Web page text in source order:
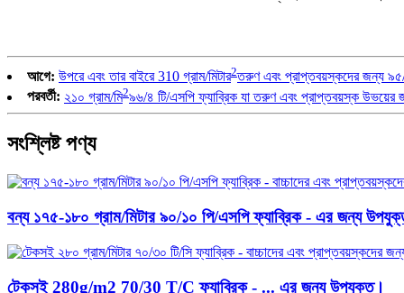
আগে: উপরে এবং তার বাইরে 310 গ্রাম/মিটার2তরুণ এবং প্রাপ্তবয়স্কদের জন্য ৯৫/
পরবর্তী: ২১০ গ্রাম/মি2৯৬/৪ টি/এসপি ফ্যাব্রিক যা তরুণ এবং প্রাপ্তবয়স্ক
সংশ্লিষ্ট পণ্য
বন্য ১৭৫-১৮০ গ্রাম/মিটার ৯০/১০ পি/এসপি ফ্যাব্রিক - এর জন্য
টেকসই 280g/m2 70/30 T/C ফ্যাব্রিক - ... এর জন্য উপযুক্ত।